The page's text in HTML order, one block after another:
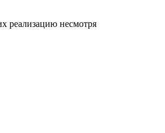
реализацию несмотря